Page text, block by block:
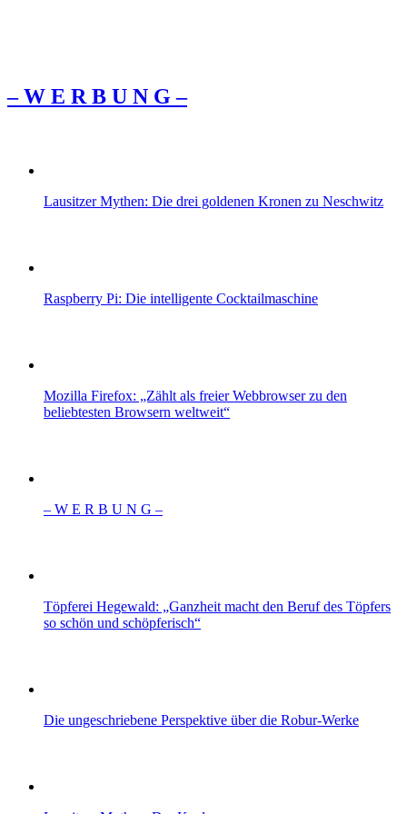
– W Ε R Β U Ν G –
Lausitzer Mythen: Die drei goldenen Kronen zu Neschwitz
Raspberry Pi: Die intelligente Cocktailmaschine
Mozilla Firefox: „Zählt als freier Webbrowser zu den
beliebtesten Browsern weltweit“
– W Ε R Β U Ν G –
Töpferei Hegewald: „Ganzheit macht den Beruf des Töpfers
so schön und schöpferisch“
Die ungeschriebene Perspektive über die Robur-Werke